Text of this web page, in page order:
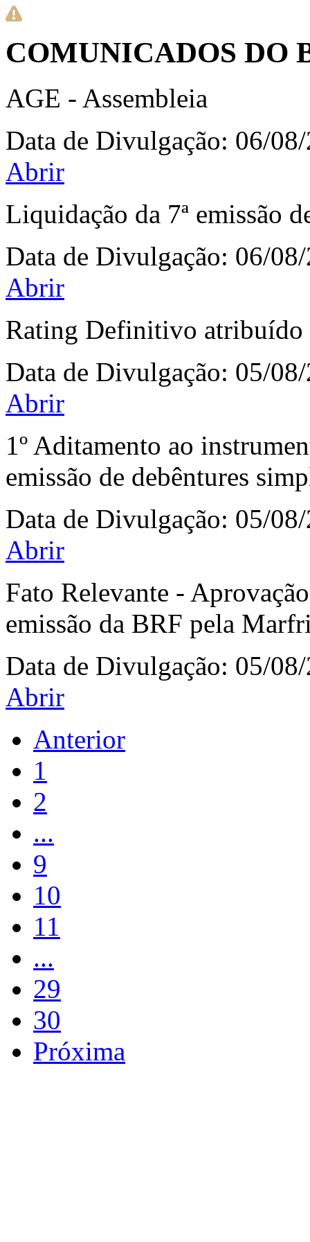
COMUNICADOS DO
AGE - Assembleia
Data de Divulgação: 06/
Abrir
Liquidação da 7ª emissão
Data de Divulgação: 06/
Abrir
Rating Definitivo atribuído
Data de Divulgação: 05/
Abrir
1º Aditamento ao
emissão de debêntures
Data de Divulgação: 05/
Abrir
Fato Relevante -
emissão da BRF pela
Data de Divulgação: 05/
Abrir
Anterior
1
2
...
9
10
11
...
29
30
Próxima